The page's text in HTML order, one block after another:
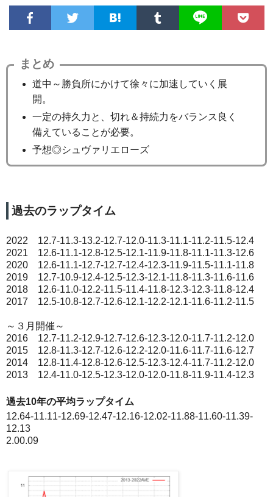
まとめ
道中～勝負所にかけて徐々に加速していく展
開。
一定の持久力と、切れ＆持続力をバランス良く
備えていることが必要。
予想◎シュヴァリエローズ
過去のラップタイム
2022 12.7-11.3-13.2-12.7-12.0-11.3-11.1-11.2-11.5-12.4
2021 12.6-11.1-12.8-12.5-12.1-11.9-11.8-11.1-11.3-12.6
2020 12.6-11.1-12.7-12.7-12.4-12.3-11.9-11.5-11.1-11.8
2019 12.7-10.9-12.4-12.5-12.3-12.1-11.8-11.3-11.6-11.6
2018 12.6-11.0-12.2-11.5-11.4-11.8-12.3-12.3-11.8-12.4
2017 12.5-10.8-12.7-12.6-12.1-12.2-12.1-11.6-11.2-11.5
～３月開催～
2016 12.7-11.2-12.9-12.7-12.6-12.3-12.0-11.7-11.2-12.0
2015 12.8-11.3-12.7-12.6-12.2-12.0-11.6-11.7-11.6-12.7
2014 12.8-11.4-12.8-12.6-12.5-12.3-12.4-11.7-11.2-12.0
2013 12.4-11.0-12.5-12.3-12.0-12.0-11.8-11.9-11.4-12.3
過去10年の平均ラップタイム
12.64-11.11-12.69-12.47-12.16-12.02-11.88-11.60-11.39-
12.13
2.00.09